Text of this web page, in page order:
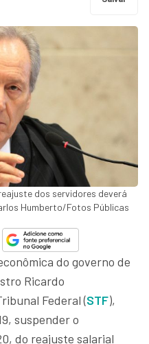
dos servidores deverá
Humberto/Fotos Públicas
do governo de
Ricardo
Federal (STF),
suspender o
do reajuste salarial